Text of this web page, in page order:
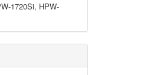
1720Si, HPW-